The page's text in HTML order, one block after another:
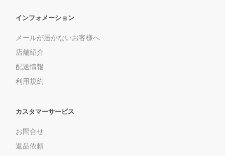
インフォメーション
メールが届かないお客様へ
店舗紹介
配送情報
利用規約
カスタマーサービス
お問合せ
返品依頼